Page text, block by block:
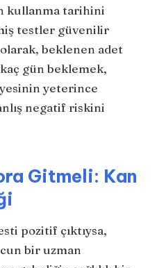
kullanma tarihini
testler güvenilir
beklenen adet
gün beklemek,
yeterince
negatif riskini
Gitmeli: Kan
pozitif çıktıysa,
bir uzman